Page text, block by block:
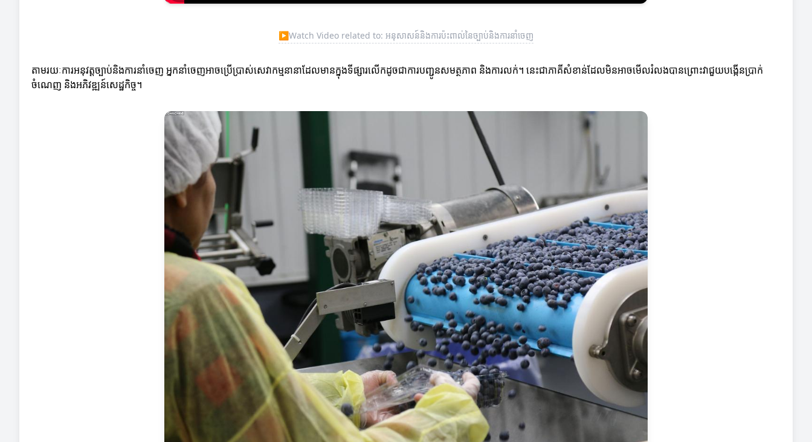
▶Watch Video related to: អនុសាសន៍និងការប៉ះពាល់នៃច្បាប់និងការនាំចេញ
តាមរយៈការអនុវត្តច្បាប់និងការនាំចេញ អ្នកនាំចេញអាចប្រើប្រាស់សេវាកម្មនានាដែលមានក្នុងទីផ្សារលើកដូចជាការបញ្ជូនសមត្ថភាព និងការលក់។ នេះជាភាគីសំខាន់ដែលមិនអាចមើលរំលងបានព្រោះវាជួយបង្កើនប្រាក់
ចំណេញ និងអភិវឌ្ឍន៍សេដ្ឋកិច្ច។